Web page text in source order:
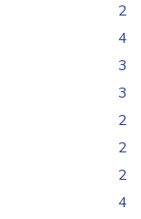
2
4
3
3
2
2
2
4